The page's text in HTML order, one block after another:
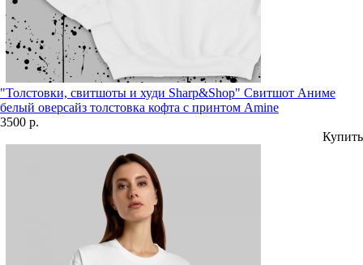
"Толстовки, свитшоты и худи Sharp&Shop" Свитшот Аниме
белый оверсайз толстовка кофта с принтом Amine
3500 р.
Купить